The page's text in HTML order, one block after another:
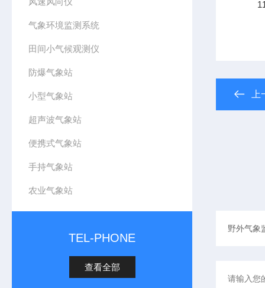
气象环境监测系统
田间小气候观测仪
防爆气象站
小型气象站
超声波气象站
便携式气象站
手持气象站
农业气象站
TEL-PHONE
查看全部
11.